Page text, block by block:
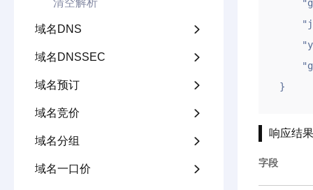
清空解析
域名DNS 
域名DNSSEC 
域名预订 
域名竞价 
域名分组 
域名一口价 
}
响应结果
字段